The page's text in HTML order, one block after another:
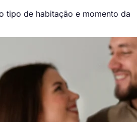
tipo de habitação e momento da